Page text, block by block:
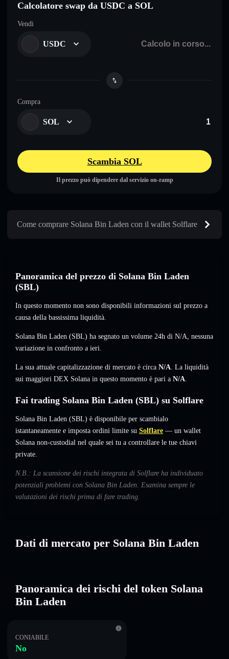
Calcolatore swap da USDC a SOL
Vendi
USDC
Compra
SOL
Scambia SOL
Il prezzo può dipendere dal servizio on-ramp
Come comprare Solana Bin Laden con il wallet Solflare
Panoramica del prezzo di Solana Bin Laden
(SBL)
In questo momento non sono disponibili informazioni sul prezzo a
causa della bassissima liquidità.
Solana Bin Laden (SBL) ha segnato un volume 24h di N/A, nessuna
variazione in confronto a ieri.
La sua attuale capitalizzazione di mercato è circa N/A. La liquidità
sui maggiori DEX Solana in questo momento è pari a N/A.
Fai trading Solana Bin Laden (SBL) su Solflare
Solana Bin Laden (SBL) è disponibile per scambialo
istantaneamente e imposta ordini limite su Solflare — un wallet
Solana non-custodial nel quale sei tu a controllare le tue chiavi
private.
N.B.: La scansione dei rischi integrata di Solflare ha individuato
potenziali problemi con Solana Bin Laden. Esamina sempre le
valutazioni dei rischi prima di fare trading.
Dati di mercato per Solana Bin Laden
Panoramica dei rischi del token Solana
Bin Laden
CONIABILE
No